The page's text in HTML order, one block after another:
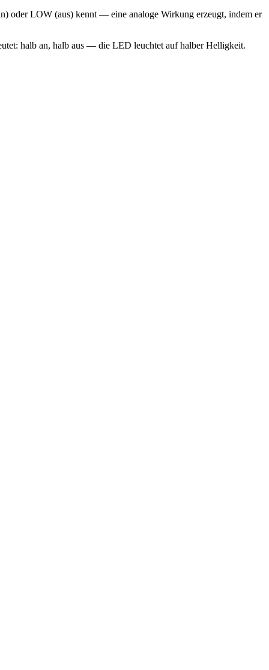
oder LOW (aus) kennt — eine analoge Wirkung erzeugt, indem er
halb an, halb aus — die LED leuchtet auf halber Helligkeit.